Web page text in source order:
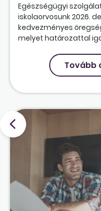
Egészségügyi
iskolaorvosunk 2026.
kedvezményes
melyet határozattal
Tovább